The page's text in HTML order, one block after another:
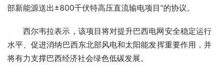
部新能源送出±800千伏特高压直流输电项目”的协议。
西尔韦拉表示，该项目将对提升巴西电网安全稳定运行
水平、促进消纳巴西东北部风电和太阳能发挥重要作用，并
将有力支撑巴西经济社会绿色低碳发展。